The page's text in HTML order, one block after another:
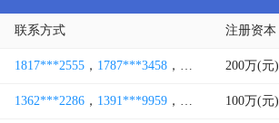
联系方式 注册资本
1817***2555 ， 1787***3458 ， 1529***7888200万(元)
1362***2286 ， 1391***9959 ， 1826***6636100万(元)